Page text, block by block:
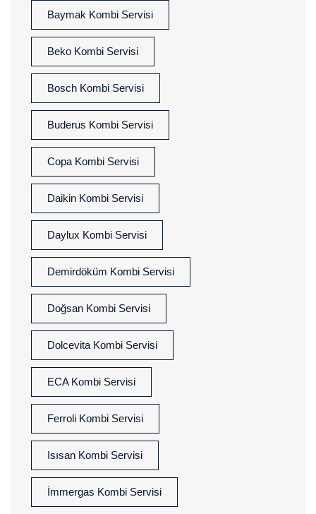
Baymak Kombi Servisi
Beko Kombi Servisi
Bosch Kombi Servisi
Buderus Kombi Servisi
Copa Kombi Servisi
Daikin Kombi Servisi
Daylux Kombi Servisi
Demirdöküm Kombi Servisi
Doğsan Kombi Servisi
Dolcevita Kombi Servisi
ECA Kombi Servisi
Ferroli Kombi Servisi
Isısan Kombi Servisi
İmmergas Kombi Servisi